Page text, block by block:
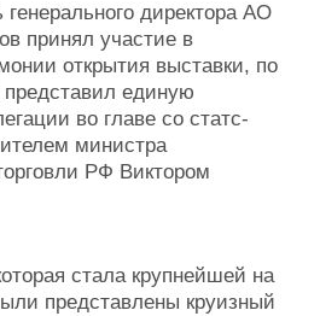
Флот
Галерея флота
Форум
Все службы
директора АО
принял участие в
открытия выставки, по
единую
во главе со статс-
министра
РФ Виктором
стала крупнейшей на
представлены круизный